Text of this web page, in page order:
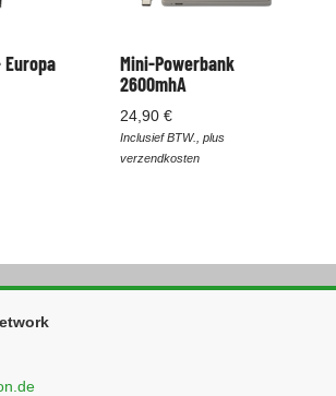
Europa
Mini-Powerbank
2600mhA
24,90 €
Inclusief BTW., plus
verzendkosten